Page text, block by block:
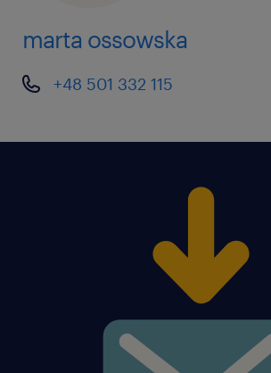
marta ossowska
+48 501 332 115